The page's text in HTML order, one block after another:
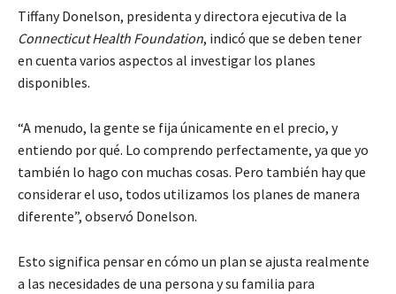
Tiffany Donelson, presidenta y directora ejecutiva de la
Connecticut Health Foundation, indicó que se deben tener
en cuenta varios aspectos al investigar los planes
disponibles.
“A menudo, la gente se fija únicamente en el precio, y
entiendo por qué. Lo comprendo perfectamente, ya que yo
también lo hago con muchas cosas. Pero también hay que
considerar el uso, todos utilizamos los planes de manera
diferente”, observó Donelson.
Esto significa pensar en cómo un plan se ajusta realmente
a las necesidades de una persona y su familia para